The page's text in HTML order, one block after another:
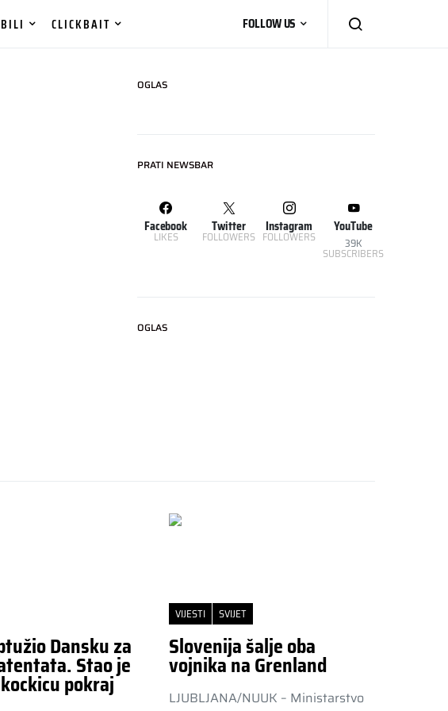
CLICKBAIT FOLLOW US
OGLAS
PRATI NEWSBAR
Facebook
LIKES
Twitter
FOLLOWERS
Instagram
FOLLOWERS
YouTube
39K
SUBSCRIBERS
OGLAS
Dansku za
Stao je
pokraj
VIJESTI SVIJET
Slovenija šalje oba
vojnika na Grenland
LJUBLJANA/NUUK – Ministarstvo